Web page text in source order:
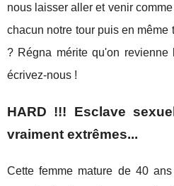
nous laisser aller et venir
chacun notre tour puis en même
? Régna mérite qu'on
écrivez-nous !
HARD !!! Esclave
vraiment extrêmes...
Cette femme mature de 40